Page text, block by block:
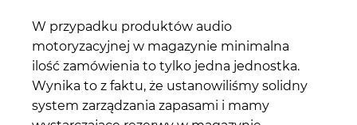
W przypadku produktów audio
motoryzacyjnej w magazynie minimalna
ilość zamówienia to tylko jedna jednostka.
Wynika to z faktu, że ustanowiliśmy solidny
system zarządzania zapasami i mamy